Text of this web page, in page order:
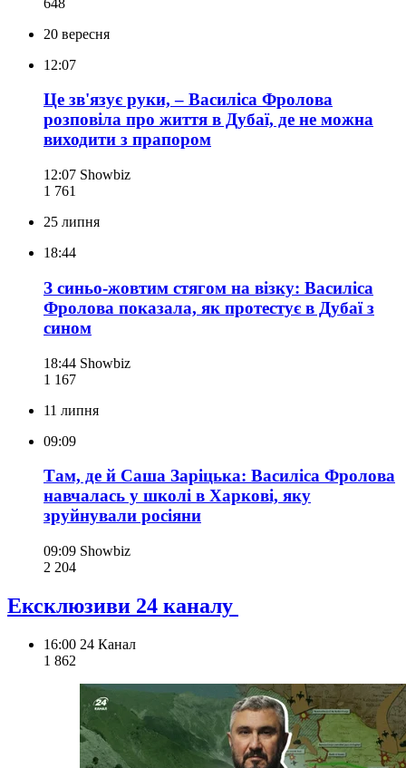
20 вересня
12:07
Це зв'язує руки, – Василіса Фролова
розповіла про життя в Дубаї, де не можна
виходити з прапором
12:07 Showbiz
1 761
25 липня
18:44
З синьо-жовтим стягом на візку: Василіса
Фролова показала, як протестує в Дубаї з
сином
18:44 Showbiz
1 167
11 липня
09:09
Там, де й Саша Заріцька: Василіса Фролова
навчалась у школі в Харкові, яку
зруйнували росіяни
09:09 Showbiz
2 204
Ексклюзиви 24 каналу
16:00 24 Канал
1 862